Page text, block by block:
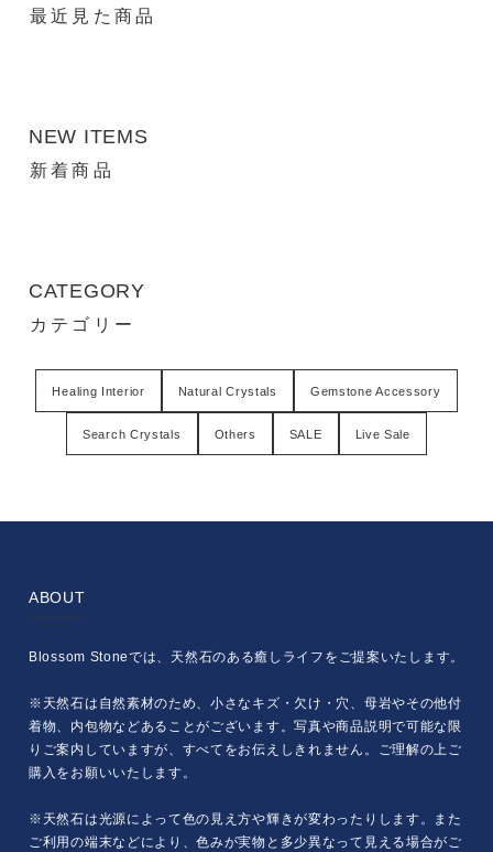
最近見た商品
NEW ITEMS
新着商品
CATEGORY
カテゴリー
Healing Interior Natural Crystals Gemstone Accessory
Search Crystals Others SALE Live Sale
ABOUT
Blossom Stoneでは、天然石のある癒しライフをご提案いたします。
※天然石は自然素材のため、小さなキズ・欠け・穴、母岩やその他付
着物、内包物などあることがございます。写真や商品説明で可能な限
りご案内していますが、すべてをお伝えしきれません。ご理解の上ご
購入をお願いいたします。
※天然石は光源によって色の見え方や輝きが変わったりします。また
ご利用の端末などにより、色みが実物と多少異なって見える場合がご